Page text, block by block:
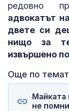
редовно
адвокатът
двете си
нищо за
извършено
Още по
Майката
не